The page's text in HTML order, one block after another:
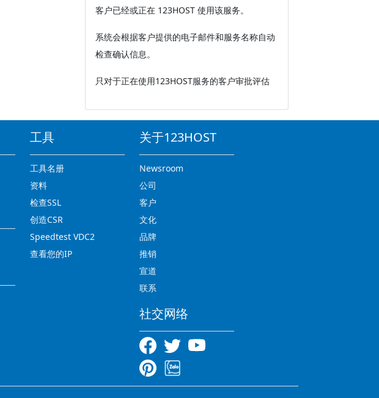
客户已经或正在 123HOST 使用该服务。
系统会根据客户提供的电子邮件和服务名称自动
检查确认信息。
只对于正在使用123HOST服务的客户审批评估
工具
工具名册
资料
检查SSL
创造CSR
Speedtest VDC2
查看您的IP
关于123HOST
Newsroom
公司
客户
文化
品牌
推销
宣道
联系
社交网络